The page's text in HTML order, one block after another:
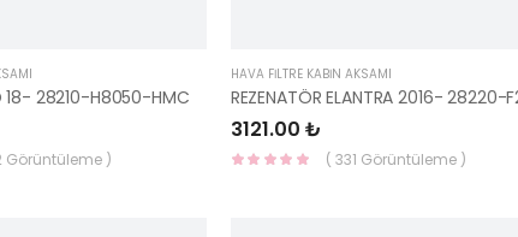
18- 28210-H8050-HMC
Görüntüleme )
HAVA FİLTRE KABİN AKSAMI
3121.00 ₺
( 331 Görüntüleme )